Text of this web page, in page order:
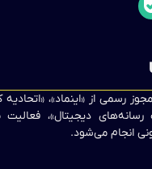
رسمی از «اینماد»،
دیجیتال»، فعالیت
انجام می‌شود.